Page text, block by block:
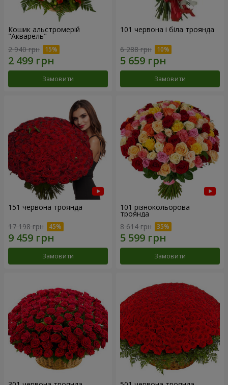
Кошик альстромерій
"Акварель"
2 940 грн
Замовити
101 червона і біла троянда
6 288 грн
Замовити
151 червона троянда
17 198 грн
Замовити
101 різнокольорова
троянда
8 614 грн
Замовити